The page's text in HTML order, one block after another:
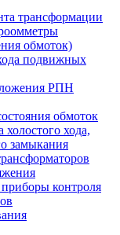
трансформации
обмоток)
подвижных
РПН
обмоток
хода,
замыкания
контроля